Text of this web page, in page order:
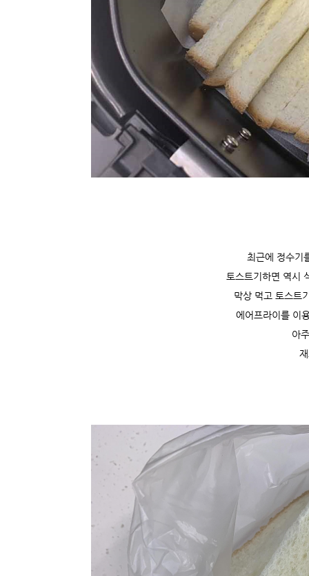
최근에 정수기
토스트기하면 역시
막상 먹고 토스트
에어프라이를 이
아